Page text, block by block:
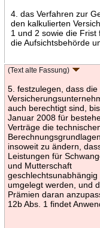
4. das Verfahren zur
den kalkulierten
1 und 2 sowie die Frist
die Aufsichtsbehörde
(Text alte Fassung)
5. festzulegen, dass die
auch berechtigt sind, bis
Januar 2008 für
Verträge die
Berechnungsgrundlagen
insoweit zu ändern,
Leistungen für
und Mutterschaft
geschlechtsunabhängig
umgelegt werden, und
Prämien daran
12b Abs. 1 findet